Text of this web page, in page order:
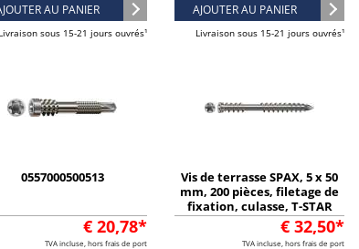
AU PANIER
Livraison sous 15-21 jours ouvrés¹
AJOUTER AU PANIER
Livraison sous 15-21 jours ouvrés¹
0557000500513
€ 20,78*
TVA incluse, hors frais de port
Vis de terrasse SPAX, 5 x 50
mm, 200 pièces, filetage de
fixation, culasse, T-STAR
plus T25, pointe CUT -
0537000500503€ 32,50*
TVA incluse, hors frais de port